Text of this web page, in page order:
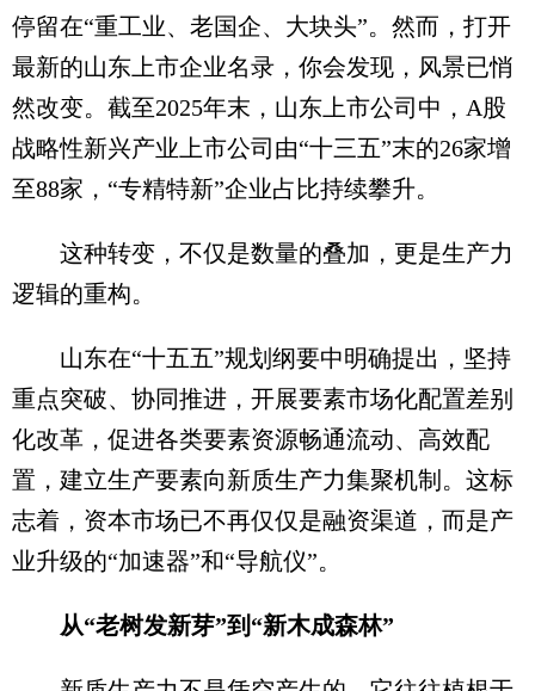
停留在“重工业、老国企、大块头”。然而，打开
最新的山东上市企业名录，你会发现，风景已悄
然改变。截至2025年末，山东上市公司中，A股
战略性新兴产业上市公司由“十三五”末的26家增
至88家，“专精特新”企业占比持续攀升。
这种转变，不仅是数量的叠加，更是生产力
逻辑的重构。
山东在“十五五”规划纲要中明确提出，坚持
重点突破、协同推进，开展要素市场化配置差别
化改革，促进各类要素资源畅通流动、高效配
置，建立生产要素向新质生产力集聚机制。这标
志着，资本市场已不再仅仅是融资渠道，而是产
业升级的“加速器”和“导航仪”。
从“老树发新芽”到“新木成森林”